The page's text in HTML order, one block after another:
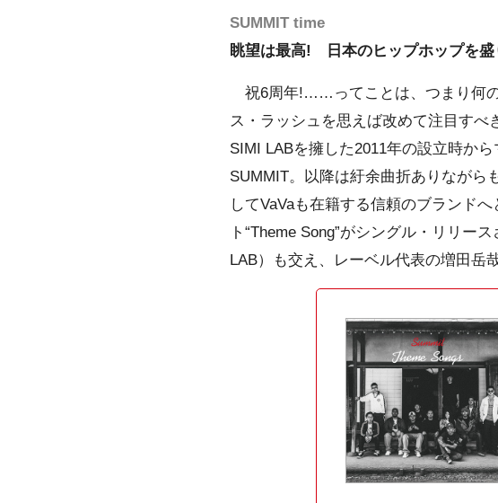
SUMMIT time
眺望は最高! 日本のヒップホップを盛
祝6周年!……ってことは、つまり何の
ス・ラッシュを思えば改めて注目すべ
SIMI LABを擁した2011年の設立時か
SUMMIT。以降は紆余曲折ありながら
してVaVaも在籍する信頼のブランド
ト“Theme Song”がシングル・リリー
LAB）も交え、レーベル代表の増田岳